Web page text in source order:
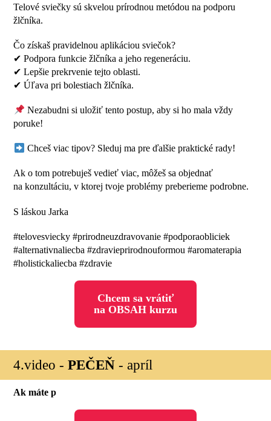
Telové sviečky sú skvelou prírodnou metódou na podporu
žlčníka.
Čo získaš pravidelnou aplikáciou sviečok?
✔ Podpora funkcie žlčníka a jeho regeneráciu.
✔ Lepšie prekrvenie tejto oblasti.
✔ Úľava pri bolestiach žlčníka.
Nezabudni si uložiť tento postup, aby si ho mala vždy
poruke!
Chceš viac tipov? Sleduj ma pre ďalšie praktické rady!
Ak o tom potrebuješ vedieť viac, môžeš sa objednať
na konzultáciu, v ktorej tvoje problémy preberieme podrobne.
S láskou Jarka
#telovesviecky #prirodneuzdravovanie #podporaobliciek
#alternativnaliecba #zdravieprirodnouformou #aromaterapia
#holistickaliecba #zdravie
Chcem sa vrátiť
na OBSAH kurzu
4.video -PEČEŇ - apríl
Ak máte p